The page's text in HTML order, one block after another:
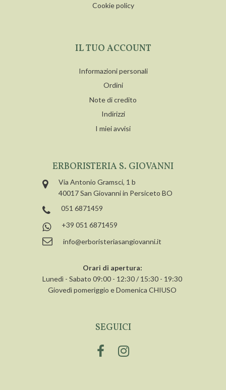
Cookie policy
IL TUO ACCOUNT
Informazioni personali
Ordini
Note di credito
Indirizzi
I miei avvisi
ERBORISTERIA S. GIOVANNI
Via Antonio Gramsci, 1 b
40017 San Giovanni in Persiceto BO
051 6871459
+39 051 6871459
info@erboristeriasangiovanni.it
Orari di apertura:
Lunedì - Sabato 09:00 - 12:30 / 15:30 - 19:30
Giovedì pomeriggio e Domenica CHIUSO
SEGUICI